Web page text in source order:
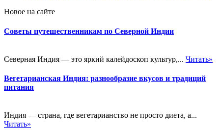
Новое на сайте
Советы путешественникам по Северной Индии
Северная Индия — это яркий калейдоскоп культур,... Читать»
Вегетарианская Индия: разнообразие вкусов и традиций
питания
Индия — страна, где вегетарианство не просто диета, а...
Читать»